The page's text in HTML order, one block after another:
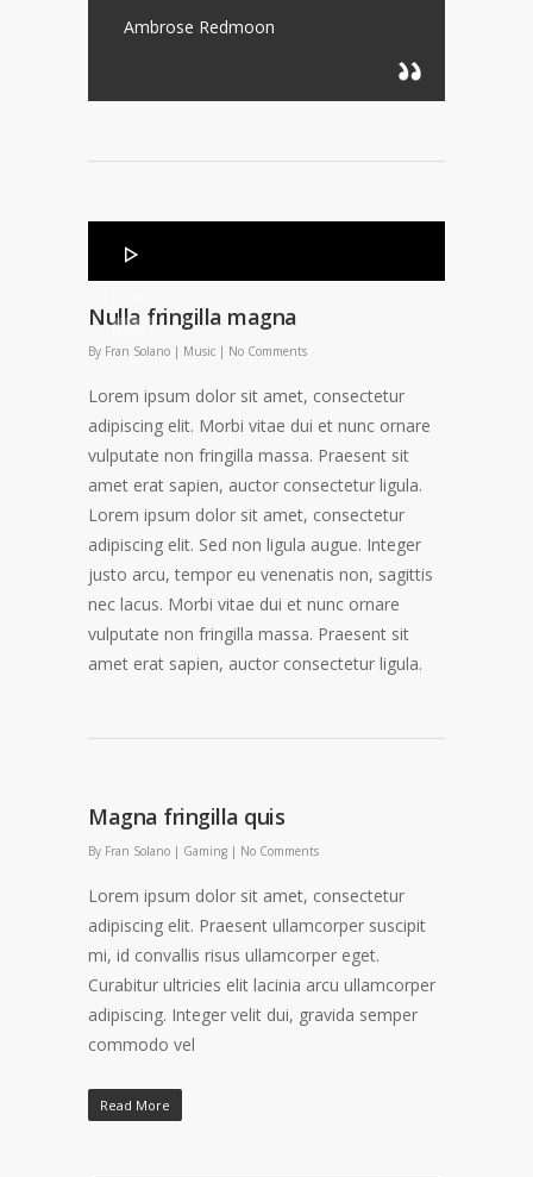
Ambrose Redmoon
Nulla fringilla magna
By Fran Solano | Music | No Comments
Lorem ipsum dolor sit amet, consectetur
adipiscing elit. Morbi vitae dui et nunc ornare
vulputate non fringilla massa. Praesent sit
amet erat sapien, auctor consectetur ligula.
Lorem ipsum dolor sit amet, consectetur
adipiscing elit. Sed non ligula augue. Integer
justo arcu, tempor eu venenatis non, sagittis
nec lacus. Morbi vitae dui et nunc ornare
vulputate non fringilla massa. Praesent sit
amet erat sapien, auctor consectetur ligula.
Magna fringilla quis
By Fran Solano | Gaming | No Comments
Lorem ipsum dolor sit amet, consectetur
adipiscing elit. Praesent ullamcorper suscipit
mi, id convallis risus ullamcorper eget.
Curabitur ultricies elit lacinia arcu ullamcorper
adipiscing. Integer velit dui, gravida semper
commodo vel
Read More